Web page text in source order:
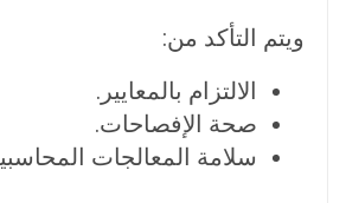
ويتم التأكد من:
الالتزام بالمعايير.
صحة الإفصاحات.
سلامة المعالجات